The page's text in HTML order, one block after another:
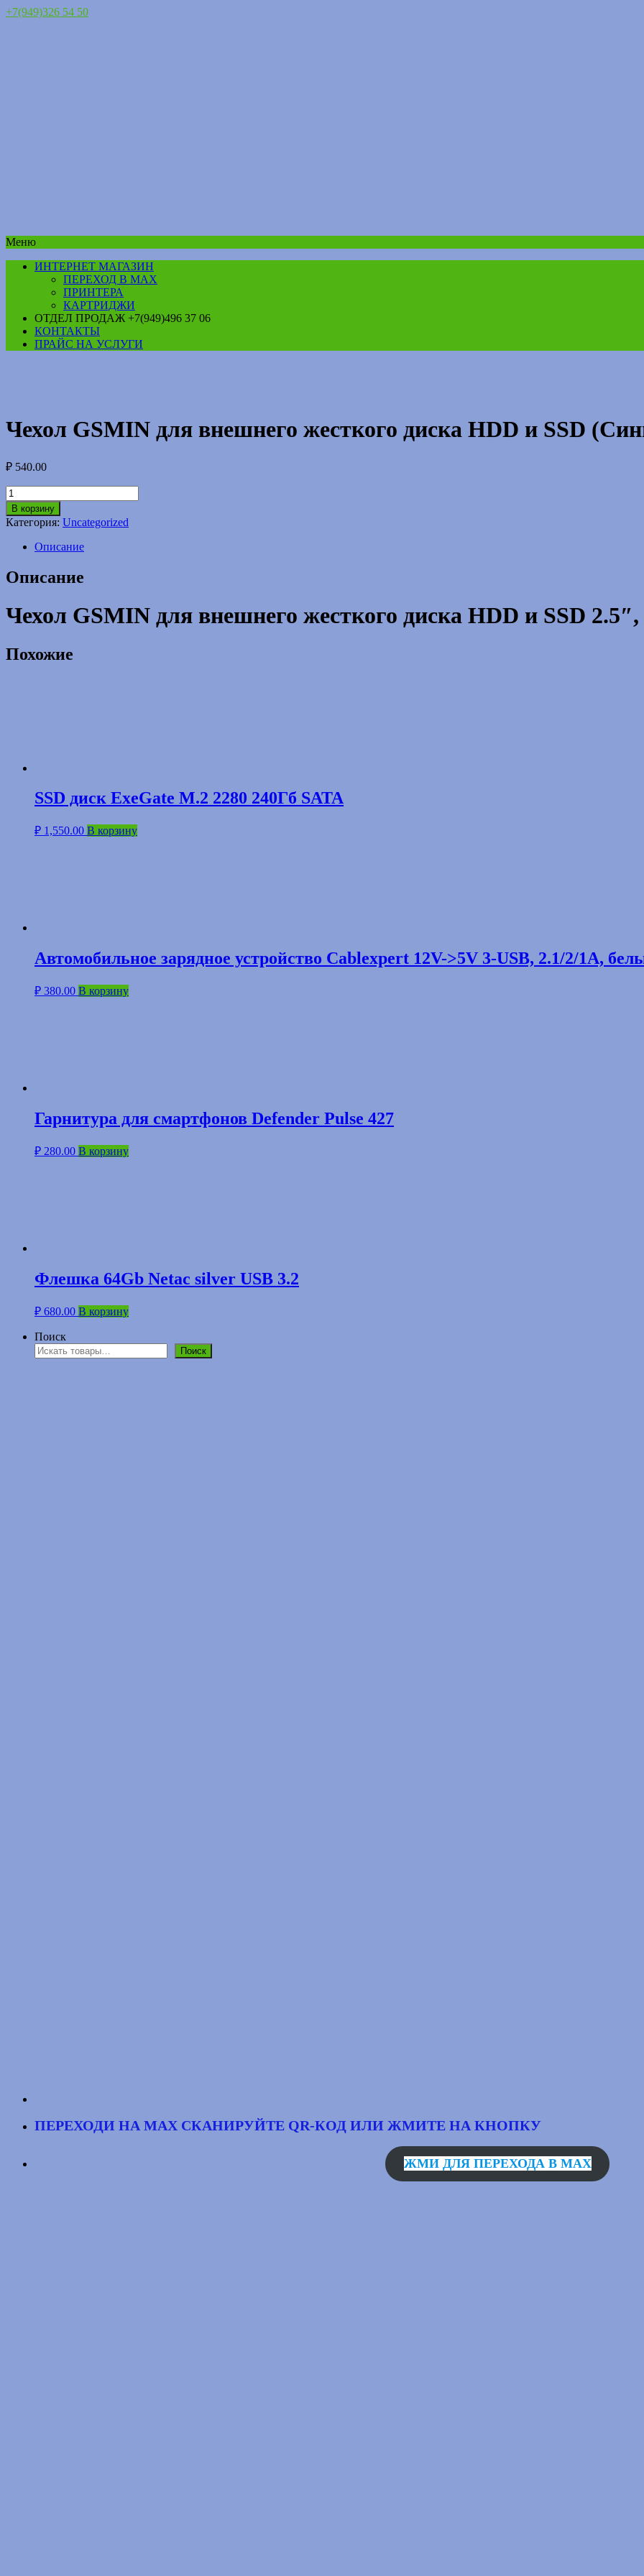
+7(949)326 54 50
Меню
ИНТЕРНЕТ МАГАЗИН
ПЕРЕХОД В MAX
ПРИНТЕРА
КАРТРИДЖИ
ОТДЕЛ ПРОДАЖ +7(949)496 37 06
КОНТАКТЫ
ПРАЙС НА УСЛУГИ
Чехол GSMIN для внешнего жесткого диска HDD и SSD
₽ 540.00
Количество
товара
Чехол
GSMIN
внешнего
жесткого
диска
и
SSD
В корзину
Категория: Uncategorized
Описание
Описание
Чехол GSMIN для внешнего жесткого диска HDD и SSD
Похожие
SSD диск ExeGate M.2 2280 240Гб SATA
₽ 1,550.00 В корзину
Автомобильное зарядное устройство Cablexpert 12V->5V 3-USB, 2.1/2/1A,
₽ 380.00 В корзину
Гарнитура для смартфонов Defender Pulse 427
₽ 280.00 В корзину
Флешка 64Gb Netac silver USB 3.2
₽ 680.00 В корзину
Поиск
Поиск
ПЕРЕХОДИ НА MAX СКАНИРУЙТЕ QR-КОД ИЛИ ЖМИТЕ НА КНОПКУ
ЖМИ ДЛЯ ПЕРЕХОДА В MAX